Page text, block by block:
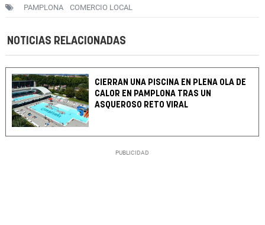
PAMPLONA COMERCIO LOCAL
NOTICIAS RELACIONADAS
CIERRAN UNA PISCINA EN PLENA OLA DE
CALOR EN PAMPLONA TRAS UN
ASQUEROSO RETO VIRAL